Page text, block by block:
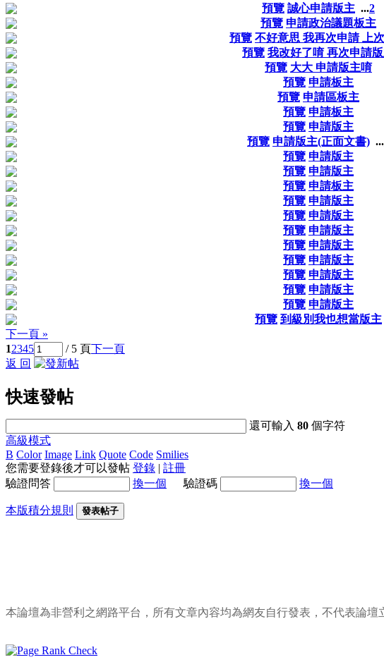
預覽 誠心申請版主 ...2
預覽 申請政治議題板主
預覽 不好意思 我再次申請 上
預覽 我改好了唷 再次申請
預覽 大大 申請版主唷
預覽 申請板主
預覽 申請區板主
預覽 申請板主
預覽 申請版主
預覽 申請版主(正面文書) ...
預覽 申請版主
預覽 申請版主
預覽 申請板主
預覽 申請版主
預覽 申請版主
預覽 申請版主
預覽 申請版主
預覽 申請版主
預覽 申請版主
預覽 申請版主
預覽 申請版主
預覽 到級別我也想當版主
下一頁 »
12345 / 5 頁下一頁
返 回
快速發帖
還可輸入80 個字符
高級模式
B Color Image Link Quote Code Smilies
您需要登錄後才可以發帖 登錄 | 註冊
驗證問答
換一個 驗證碼 換一個
本版積分規則 發表帖子
本論壇為非營利之網路平台，所有文章內容均為網友自行發表，不代表論壇